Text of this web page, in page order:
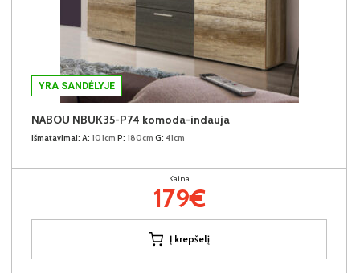
YRA SANDĖLYJE
NABOU NBUK35-P74 komoda-indauja
Išmatavimai: A: 101cm P: 180cm G: 41cm
Kaina:
179€
Į krepšelį